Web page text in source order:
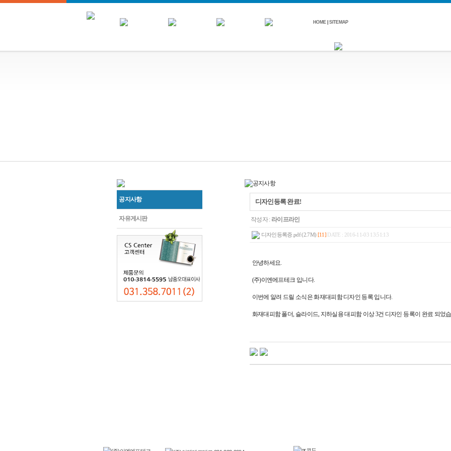
HOME|SITEMAP
공지사항
자유게시판
디자인등록 완료!
작성자 : 라이프라인
디자인등록증.pdf (2.7M) [11] DATE : 2016-11-03 13:51:13
안녕하세요.
(주)이엔에프테크 입니다.
이번에 알려 드릴 소식은 화재대피함 디자인 등록 입니다.
화재대피함 폴더, 슬라이드, 지하실용 대피함 이상 3건 디자인 등록이 완료 되었